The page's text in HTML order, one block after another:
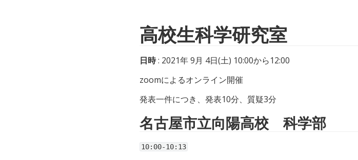
高校生科学研究室
日時: 2021年 9月 4日(土) 10:00から12:00
zoomによるオンライン開催
発表一件につき、発表10分、質疑3分
名古屋市立向陽高校 科学部
10:00-10:13